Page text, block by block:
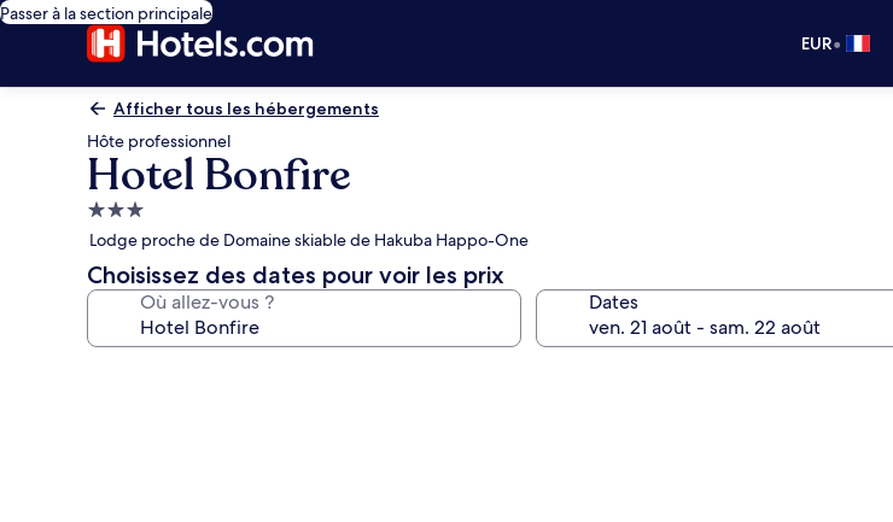
Passer à la section principale
EUR•
Afficher tous les hébergements
Hôte professionnel
Hotel Bonfire
Hébergement
3.0 étoiles
Lodge proche de Domaine skiable de Hakuba Happo-One
Choisissez des dates pour voir les prix
Où allez-vous ? Dates